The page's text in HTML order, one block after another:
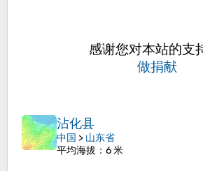
感谢您对本站的支
做捐献
沾化县
中国 > 山东省
平均海拔 ：6 米